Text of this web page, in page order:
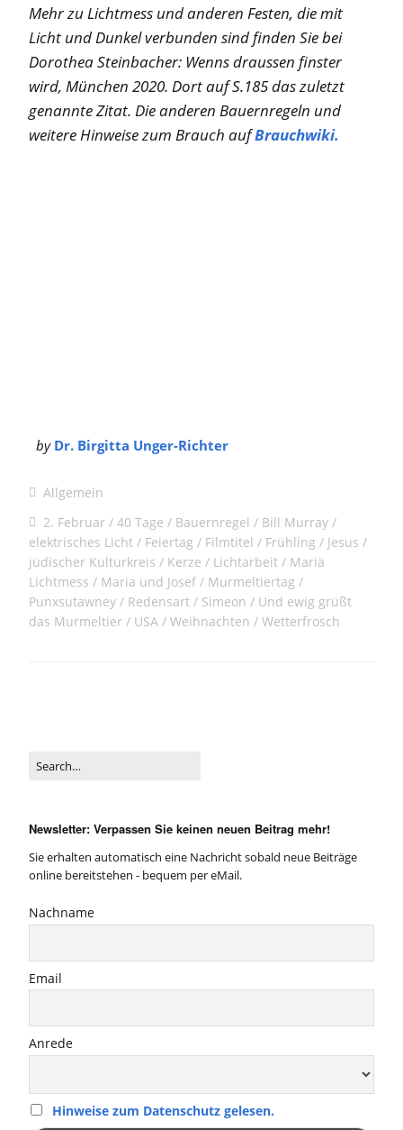
Mehr zu Lichtmess und anderen Festen, die mit
Licht und Dunkel verbunden sind finden Sie bei
Dorothea Steinbacher: Wenns draussen finster
wird, München 2020. Dort auf S.185 das zuletzt
genannte Zitat. Die anderen Bauernregeln und
weitere Hinweise zum Brauch aufBrauchwiki.
by Dr. Birgitta Unger-Richter
Allgemein
2. Februar
40 Tage Bauernregel
Bill Murray
elektrisches Licht
Feiertag Filmtitel Frühling
Jesus
jüdischer Kulturkreis
Kerze Lichtarbeit
Mariä
Lichtmess
Maria und Josef
Murmeltiertag
Punxsutawney
Redensart Simeon
Und ewig grüßt
das Murmeltier
USA Weihnachten Wetterfrosch
Newsletter: Verpassen Sie keinen neuen Beitrag mehr!
Sie erhalten automatisch eine Nachricht sobald neue Beiträge
online bereitstehen - bequem per eMail.
Nachname
Email
Anrede
Hinweise zum Datenschutz gelesen.